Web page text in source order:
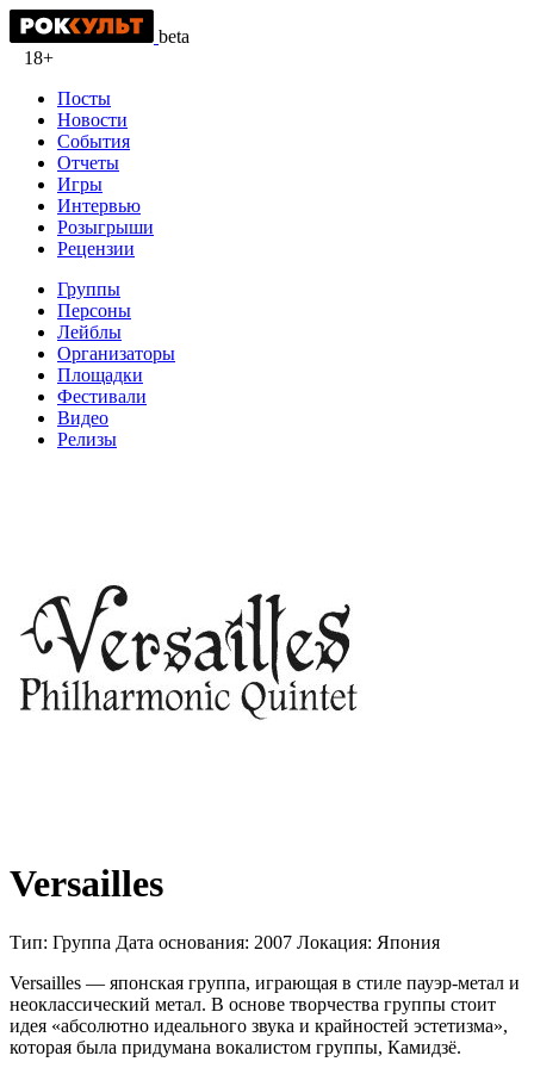
beta
18+
Посты
Новости
События
Отчеты
Игры
Интервью
Розыгрыши
Рецензии
Группы
Персоны
Лейблы
Организаторы
Площадки
Фестивали
Видео
Релизы
Versailles
Тип: Группа Дата основания: 2007 Локация: Япония
Versailles — японская группа, играющая в стиле пауэр-метал и
неоклассический метал. В основе творчества группы стоит
идея «абсолютно идеального звука и крайностей эстетизма»,
которая была придумана вокалистом группы, Камидзё.